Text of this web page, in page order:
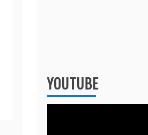
YOUTUBE